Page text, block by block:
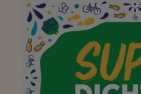
Hopelijk
wedstrijd
super buurt
jullie zijn